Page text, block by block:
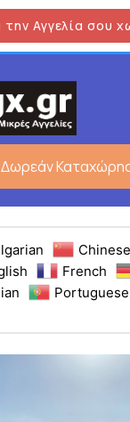
Αγγελία σου
Δωρεάν
French
Portuguese